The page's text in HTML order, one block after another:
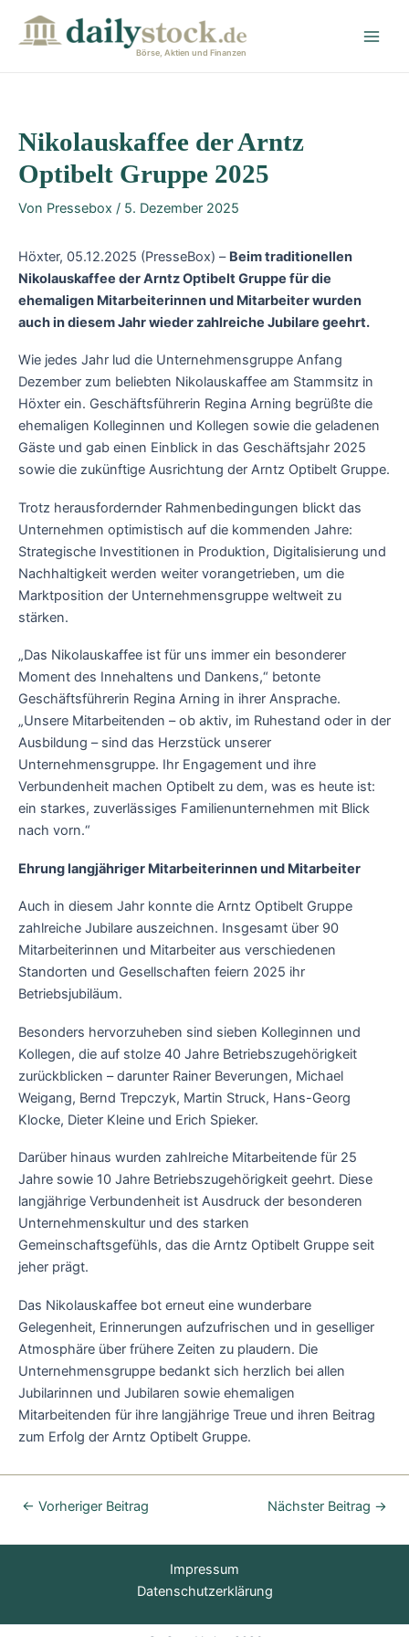
Börse, Aktien und Finanzen
Nikolauskaffee der Arntz
Optibelt Gruppe 2025
Von Pressebox / 5. Dezember 2025
Höxter, 05.12.2025 (PresseBox) – Beim traditionellen
Nikolauskaffee der Arntz Optibelt Gruppe für die
ehemaligen Mitarbeiterinnen und Mitarbeiter wurden
auch in diesem Jahr wieder zahlreiche Jubilare geehrt.
Wie jedes Jahr lud die Unternehmensgruppe Anfang
Dezember zum beliebten Nikolauskaffee am Stammsitz in
Höxter ein. Geschäftsführerin Regina Arning begrüßte die
ehemaligen Kolleginnen und Kollegen sowie die geladenen
Gäste und gab einen Einblick in das Geschäftsjahr 2025
sowie die zukünftige Ausrichtung der Arntz Optibelt Gruppe.
Trotz herausfordernder Rahmenbedingungen blickt das
Unternehmen optimistisch auf die kommenden Jahre:
Strategische Investitionen in Produktion, Digitalisierung und
Nachhaltigkeit werden weiter vorangetrieben, um die
Marktposition der Unternehmensgruppe weltweit zu
stärken.
„Das Nikolauskaffee ist für uns immer ein besonderer
Moment des Innehaltens und Dankens,“ betonte
Geschäftsführerin Regina Arning in ihrer Ansprache.
„Unsere Mitarbeitenden – ob aktiv, im Ruhestand oder in der
Ausbildung – sind das Herzstück unserer
Unternehmensgruppe. Ihr Engagement und ihre
Verbundenheit machen Optibelt zu dem, was es heute ist:
ein starkes, zuverlässiges Familienunternehmen mit Blick
nach vorn.“
Ehrung langjähriger Mitarbeiterinnen und Mitarbeiter
Auch in diesem Jahr konnte die Arntz Optibelt Gruppe
zahlreiche Jubilare auszeichnen. Insgesamt über 90
Mitarbeiterinnen und Mitarbeiter aus verschiedenen
Standorten und Gesellschaften feiern 2025 ihr
Betriebsjubiläum.
Besonders hervorzuheben sind sieben Kolleginnen und
Kollegen, die auf stolze 40 Jahre Betriebszugehörigkeit
zurückblicken – darunter Rainer Beverungen, Michael
Weigang, Bernd Trepczyk, Martin Struck, Hans-Georg
Klocke, Dieter Kleine und Erich Spieker.
Darüber hinaus wurden zahlreiche Mitarbeitende für 25
Jahre sowie 10 Jahre Betriebszugehörigkeit geehrt. Diese
langjährige Verbundenheit ist Ausdruck der besonderen
Unternehmenskultur und des starken
Gemeinschaftsgefühls, das die Arntz Optibelt Gruppe seit
jeher prägt.
Das Nikolauskaffee bot erneut eine wunderbare
Gelegenheit, Erinnerungen aufzufrischen und in geselliger
Atmosphäre über frühere Zeiten zu plaudern. Die
Unternehmensgruppe bedankt sich herzlich bei allen
Jubilarinnen und Jubilaren sowie ehemaligen
Mitarbeitenden für ihre langjährige Treue und ihren Beitrag
zum Erfolg der Arntz Optibelt Gruppe.
← Vorheriger Beitrag Nächster Beitrag →
Impressum
Datenschutzerklärung